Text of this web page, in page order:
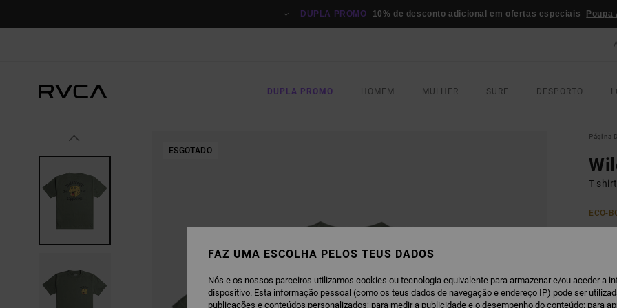
DUPLA PROMO 10% de desconto adicional em ofertas especiais Poupa
DUPLA PROMO HOMEM MULHER SURF DESPORTO
ESGOTADO
Página
T-
ECO-
COR
FAZ UMA ESCOLHA PELOS TEUS DADOS
Nós e os nossos parceiros utilizamos cookies ou tecnologia equivalente para armazenar e/ou aceder a
dispositivo. Esta informação pessoal (como os teus dados de navegação e endereço IP) pode ser
publicações e conteúdos personalizados; para medir a publicidade e o desempenho do conteúdo; para